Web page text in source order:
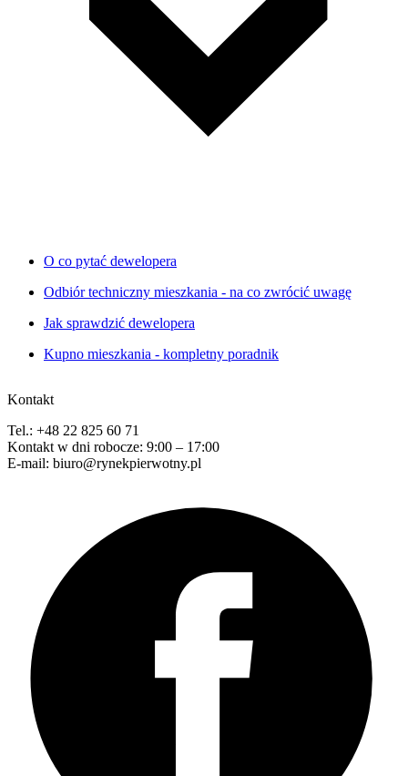
O co pytać dewelopera
Odbiór techniczny mieszkania - na co zwrócić uwagę
Jak sprawdzić dewelopera
Kupno mieszkania - kompletny poradnik
Kontakt
Tel.: +48 22 825 60 71
Kontakt w dni robocze: 9:00 – 17:00
E-mail: biuro@rynekpierwotny.pl